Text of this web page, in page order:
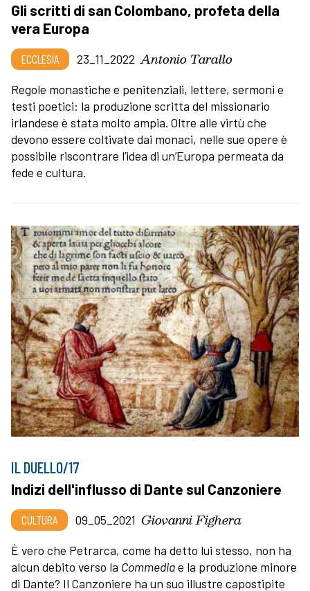
Gli scritti di san Colombano, profeta della
vera Europa
ECCLESIA 23_11_2022 Antonio Tarallo
Regole monastiche e penitenziali, lettere, sermoni e
testi poetici: la produzione scritta del missionario
irlandese è stata molto ampia. Oltre alle virtù che
devono essere coltivate dai monaci, nelle sue opere è
possibile riscontrare l’idea di un’Europa permeata da
fede e cultura.
IL DUELLO/17
Indizi dell'influsso di Dante sul Canzoniere
CULTURA 09_05_2021 Giovanni Fighera
È vero che Petrarca, come ha detto lui stesso, non ha
alcun debito verso la Commediae la produzione minore
di Dante? Il Canzoniere ha un suo illustre capostipite